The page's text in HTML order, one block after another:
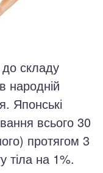
складу
народній
Японські
всього 30
протягом 3
тіла на 1%.